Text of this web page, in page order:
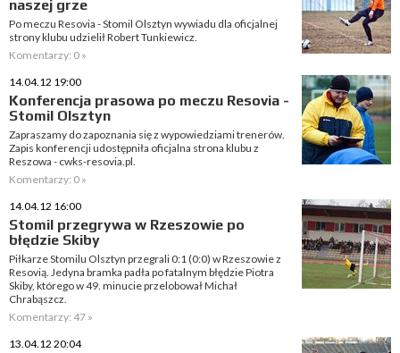
naszej grze
Po meczu Resovia - Stomil Olsztyn wywiadu dla oficjalnej
strony klubu udzielił Robert Tunkiewicz.
Komentarzy: 0 »
14.04.12 19:00
Konferencja prasowa po meczu Resovia -
Stomil Olsztyn
Zapraszamy do zapoznania się z wypowiedziami trenerów.
Zapis konferencji udostępniła oficjalna strona klubu z
Reszowa - cwks-resovia.pl.
Komentarzy: 0 »
14.04.12 16:00
Stomil przegrywa w Rzeszowie po
błędzie Skiby
Piłkarze Stomilu Olsztyn przegrali 0:1 (0:0) w Rzeszowie z
Resovią. Jedyna bramka padła po fatalnym błędzie Piotra
Skiby, którego w 49. minucie przelobował Michał
Chrabąszcz.
Komentarzy: 47 »
13.04.12 20:04